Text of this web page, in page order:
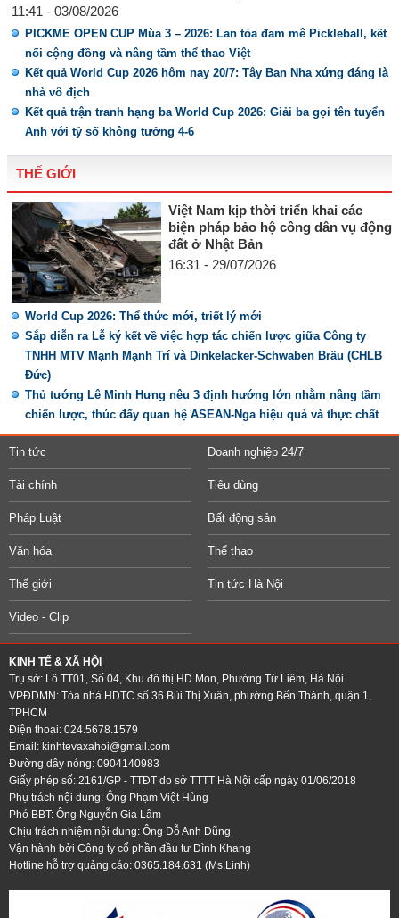
11:41 - 03/08/2026
PICKME OPEN CUP Mùa 3 – 2026: Lan tỏa đam mê Pickleball, kết
nối cộng đồng và nâng tầm thể thao Việt
Kết quả World Cup 2026 hôm nay 20/7: Tây Ban Nha xứng đáng là
nhà vô địch
Kết quả trận tranh hạng ba World Cup 2026: Giải ba gọi tên tuyển
Anh với tỷ số không tưởng 4-6
THẾ GIỚI
Việt Nam kịp thời triển khai các
biện pháp bảo hộ công dân vụ động
đất ở Nhật Bản
16:31 - 29/07/2026
World Cup 2026: Thể thức mới, triết lý mới
Sắp diễn ra Lễ ký kết về việc hợp tác chiến lược giữa Công ty
TNHH MTV Mạnh Mạnh Trí và Dinkelacker-Schwaben Bräu (CHLB
Đức)
Thủ tướng Lê Minh Hưng nêu 3 định hướng lớn nhằm nâng tầm
chiến lược, thúc đẩy quan hệ ASEAN-Nga hiệu quả và thực chất
Tin tức Doanh nghiệp 24/7
Tài chính Tiêu dùng
Pháp Luật Bất động sản
Văn hóa Thể thao
Thế giới Tin tức Hà Nội
Video - Clip
KINH TẾ & XÃ HỘI
Trụ sở: Lô TT01, Số 04, Khu đô thị HD Mon, Phường Từ Liêm, Hà Nội
VPĐDMN: Tòa nhà HDTC số 36 Bùi Thị Xuân, phường Bến Thành, quận 1,
TPHCM
Điện thoại: 024.5678.1579
Email: kinhtevaxahoi@gmail.com
Đường dây nóng: 0904140983
Giấy phép số: 2161/GP - TTĐT do sở TTTT Hà Nội cấp ngày 01/06/2018
Phụ trách nội dung: Ông Phạm Việt Hùng
Phó BBT: Ông Nguyễn Gia Lâm
Chịu trách nhiệm nội dung: Ông Đỗ Anh Dũng
Vận hành bởi Công ty cổ phần đầu tư Đình Khang
Hotline hỗ trợ quảng cáo: 0365.184.631 (Ms.Linh)